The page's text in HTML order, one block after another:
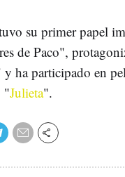
su primer papel
de Paco",
ha participado en
"Julieta".